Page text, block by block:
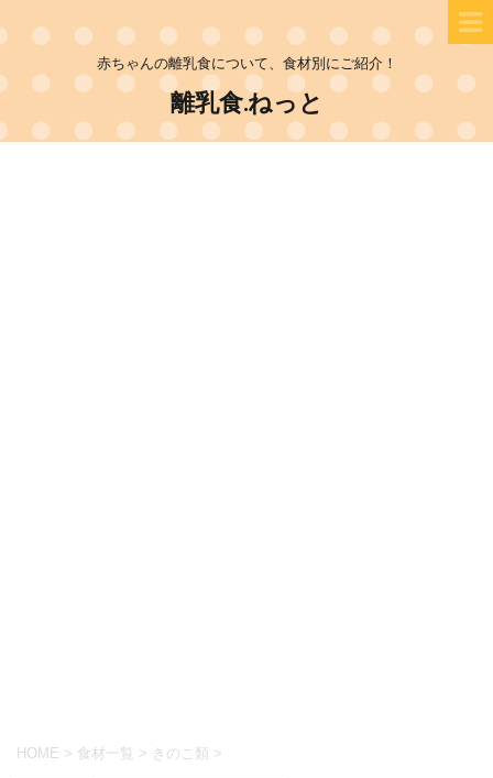
赤ちゃんの離乳食について、食材別にご紹介！
離乳食.ねっと
HOME > 食材一覧 > きのこ類 >